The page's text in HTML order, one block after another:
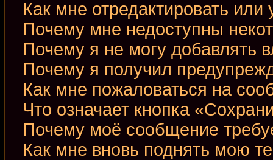
Как мне отредактировать или
Почему мне недоступны
Почему я не могу добавлять
Почему я получил
Как мне пожаловаться на
Что означает кнопка
Почему моё сообщение
Как мне вновь поднять мою